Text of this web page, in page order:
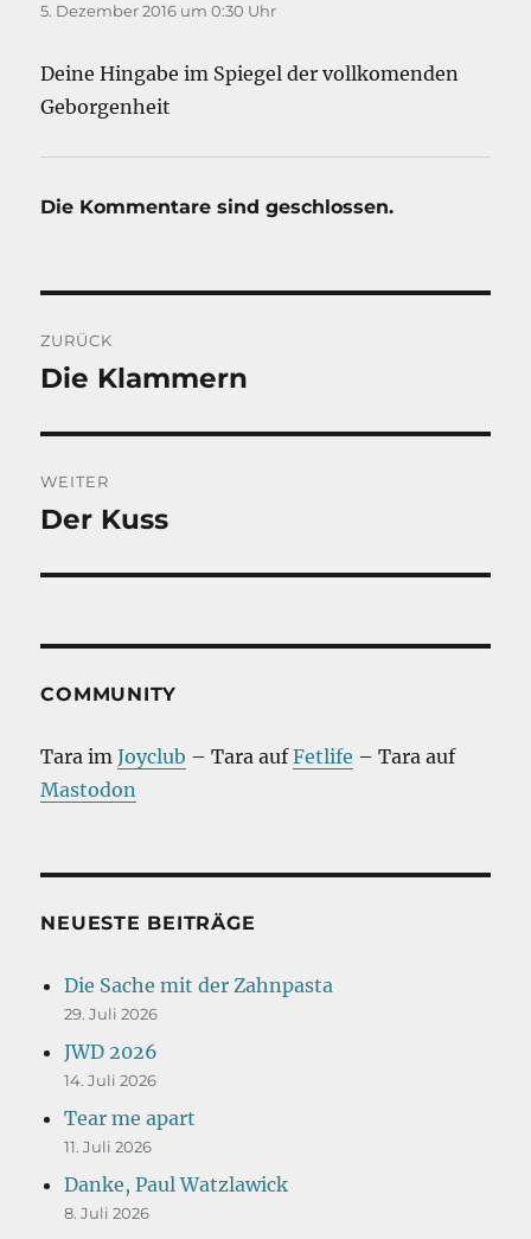
5. Dezember 2016 um 0:30 Uhr
Deine Hingabe im Spiegel der vollkomenden
Geborgenheit
Die Kommentare sind geschlossen.
ZURÜCK
Vorheriger
Die Klammern
WEITER
Nächster
Der Kuss
COMMUNITY
Tara imJoyclub – Tara aufFetlife – Tara auf
Mastodon
NEUESTE BEITRÄGE
Die Sache mit der Zahnpasta
29. Juli 2026
JWD 2026
14. Juli 2026
Tear me apart
11. Juli 2026
Danke, Paul Watzlawick
8. Juli 2026